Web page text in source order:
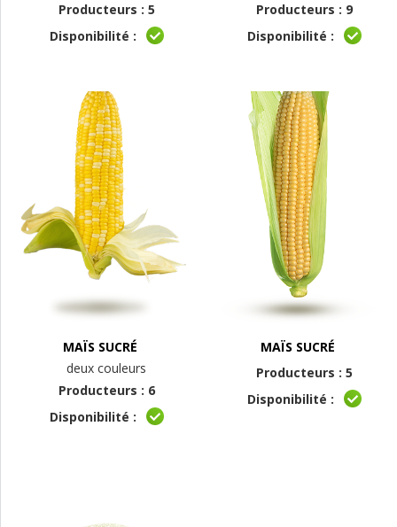
Producteurs : 5
Disponibilité :
Producteurs : 9
Disponibilité :
MAÏS SUCRÉ
deux couleurs
Producteurs : 6
Disponibilité :
MAÏS SUCRÉ
Producteurs : 5
Disponibilité :